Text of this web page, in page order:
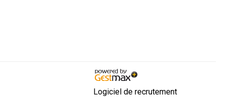
Logiciel de recrutement